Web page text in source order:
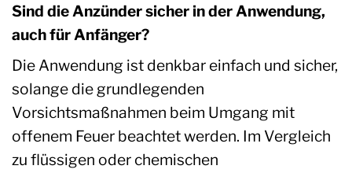
Sind die Anzünder sicher in der Anwendung,
auch für Anfänger?
Die Anwendung ist denkbar einfach und sicher,
solange die grundlegenden
Vorsichtsmaßnahmen beim Umgang mit
offenem Feuer beachtet werden. Im Vergleich
zu flüssigen oder chemischen